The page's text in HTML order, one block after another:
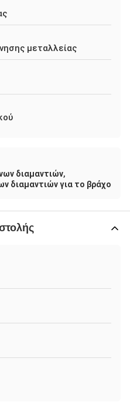
μεταλλείας
διαμαντιών,
διαμαντιών για το βράχο